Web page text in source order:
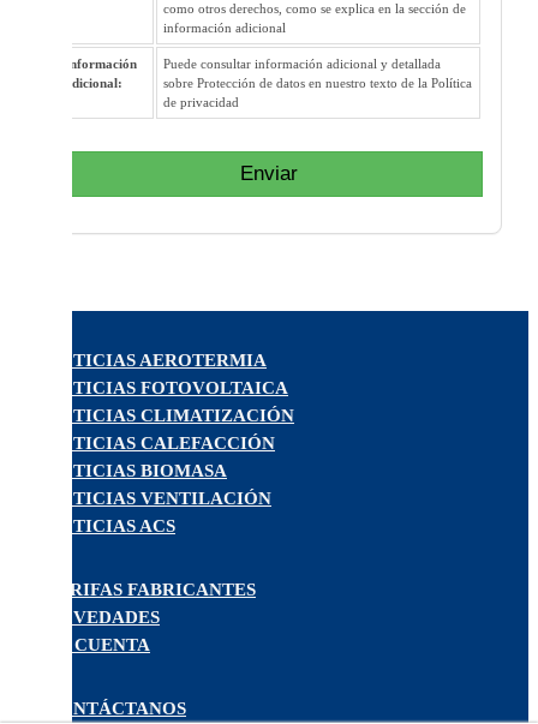
como otros derechos, como se explica en la sección de
información adicional
Información
adicional:
Puede consultar información adicional y detallada
sobre Protección de datos en nuestro texto de la Política
de privacidad
Enviar
NOTICIAS AEROTERMIA
NOTICIAS FOTOVOLTAICA
NOTICIAS CLIMATIZACIÓN
NOTICIAS CALEFACCIÓN
NOTICIAS BIOMASA
NOTICIAS VENTILACIÓN
NOTICIAS ACS
TARIFAS FABRICANTES
NOVEDADES
MI CUENTA
CONTÁCTANOS